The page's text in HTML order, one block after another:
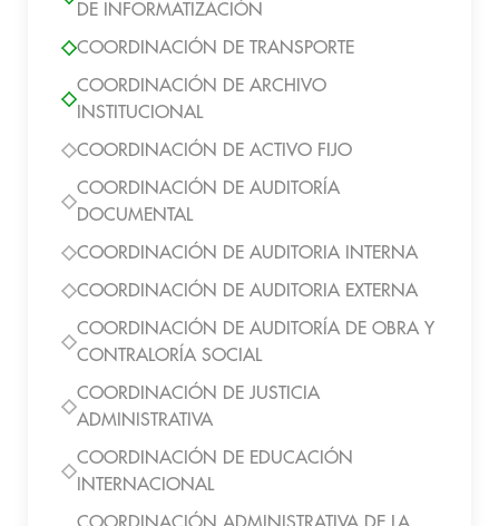
DE INFORMATIZACIÓN
COORDINACIÓN DE TRANSPORTE
COORDINACIÓN DE ARCHIVO
INSTITUCIONAL
COORDINACIÓN DE ACTIVO FIJO
COORDINACIÓN DE AUDITORÍA
DOCUMENTAL
COORDINACIÓN DE AUDITORIA INTERNA
COORDINACIÓN DE AUDITORIA EXTERNA
COORDINACIÓN DE AUDITORÍA DE OBRA Y
CONTRALORÍA SOCIAL
COORDINACIÓN DE JUSTICIA
ADMINISTRATIVA
COORDINACIÓN DE EDUCACIÓN
INTERNACIONAL